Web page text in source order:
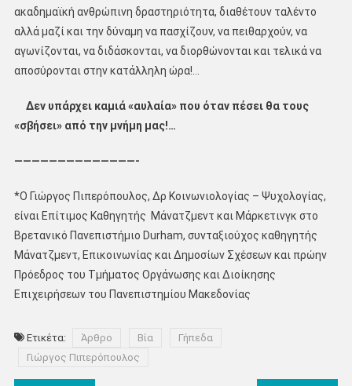
ακαδημαϊκή ανθρώπινη δραστηριότητα, διαθέτουν ταλέντο
αλλά μαζί και την δύναμη να πασχίζουν, να πειθαρχούν, να
αγωνίζονται, να διδάσκονται, να διορθώνονται και τελικά να
αποσύρονται στην κατάλληλη ώρα!…
Δεν υπάρχει καμιά «αυλαία» που όταν πέσει θα τους
«σβήσει» από την μνήμη μας!…
——————————————-
*O Γιώργος Πιπερόπουλος, Δρ Κοινωνιολογίας – Ψυχολογίας,
είναι Επίτιμος Καθηγητής Μάνατζμεντ και Μάρκετινγκ στο
Βρετανικό Πανεπιστήμιο Durham, συνταξιούχος καθηγητής
Μάνατζμεντ, Επικοινωνίας και Δημοσίων Σχέσεων και πρώην
Πρόεδρος του Τμήματος Οργάνωσης και Διοίκησης
Επιχειρήσεων του Πανεπιστημίου Μακεδονίας
Ετικέτα: Άρθρο Βία
Γήπεδα
Γιώργος Πιπερόπουλος